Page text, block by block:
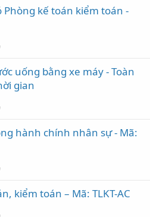
kế toán kiểm toán -
uống bằng xe máy - Toàn
gian
hành chính nhân sự - Mã:
kiểm toán – Mã: TLKT-AC